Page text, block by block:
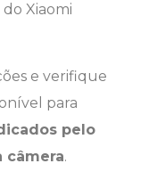
Xiaomi
e verifique
para
pelo
câmera.